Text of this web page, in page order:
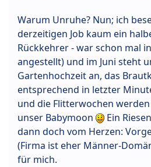
Warum Unruhe? Nun; ich
derzeitigen Job kaum ein
Rückkehrer - war schon mal
angestellt) und im Juni steht
Gartenhochzeit an, das
entsprechend in letzter
und die Flitterwochen
unser Babymoon
Ein
dann doch vom Herzen:
(Firma ist eher Männer-
für mich.